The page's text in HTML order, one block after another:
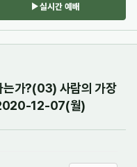
실시간 예배
는가?(03) 사람의 가장
12-07(월)
북5